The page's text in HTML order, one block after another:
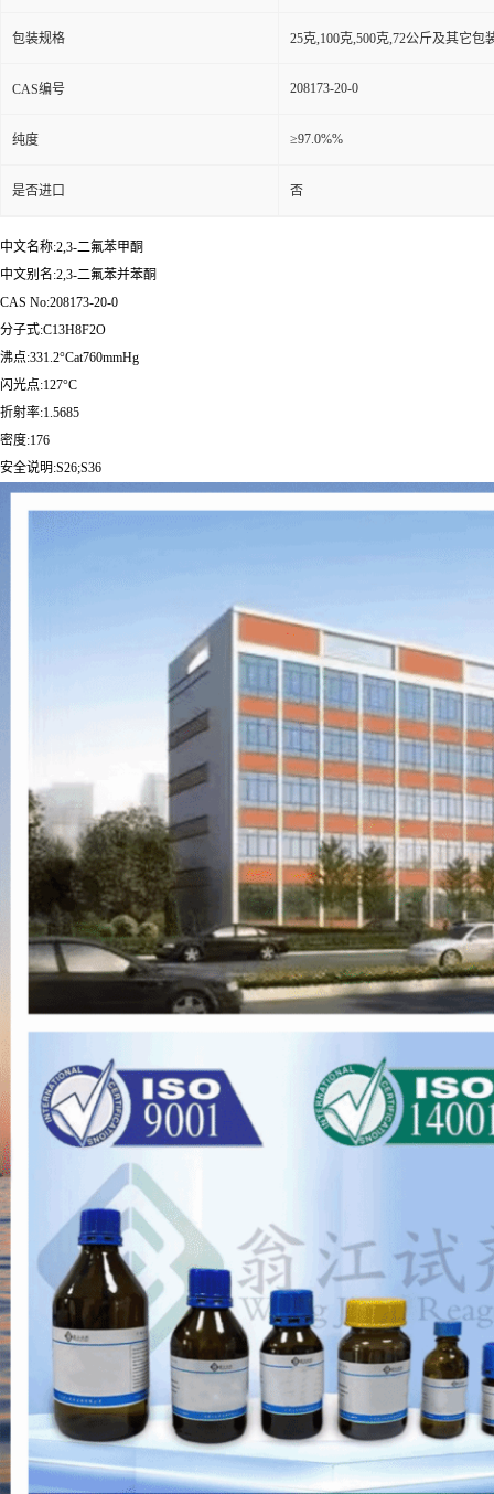
包装规格 25克,100克,500克,72公斤及其它包
CAS编号 208173-20-0
纯度 ≥97.0%%
是否进口 否
中文名称:2,3-二氟苯甲酮
中文别名:2,3-二氟苯并苯酮
CAS No:208173-20-0
分子式:C13H8F2O
沸点:331.2°Cat760mmHg
闪光点:127°C
折射率:1.5685
密度:176
安全说明:S26;S36